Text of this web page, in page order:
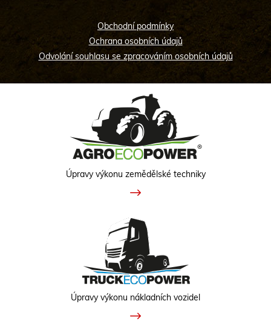
Obchodní podmínky
Ochrana osobních údajů
Odvolání souhlasu se zpracováním osobních údajů
Úpravy výkonu zemědělské techniky
Úpravy výkonu nákladních vozidel